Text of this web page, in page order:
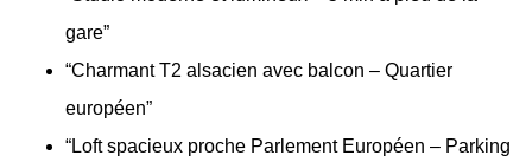
gare”
“Charmant T2 alsacien avec balcon – Quartier
européen”
“Loft spacieux proche Parlement Européen – Parking